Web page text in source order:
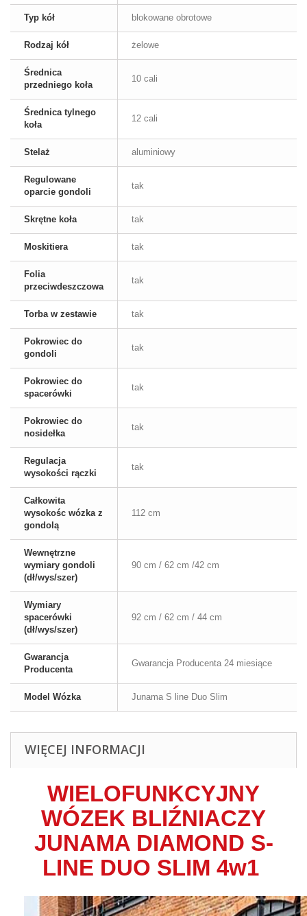
Typ kół blokowane obrotowe
Rodzaj kół żelowe
Średnica
przedniego koła
10 cali
Średnica tylnego
koła
12 cali
Stelaż aluminiowy
Regulowane
oparcie gondoli
tak
Skrętne koła tak
Moskitiera tak
Folia
przeciwdeszczowa
tak
Torba w zestawie tak
Pokrowiec do
gondoli
tak
Pokrowiec do
spacerówki
tak
Pokrowiec do
nosidełka
tak
Regulacja
wysokości rączki
tak
Całkowita
wysokośc wózka z
gondolą
112 cm
Wewnętrzne
wymiary gondoli
(dł/wys/szer)
90 cm / 62 cm /42 cm
Wymiary
spacerówki
(dł/wys/szer)
92 cm / 62 cm / 44 cm
Gwarancja
Producenta
Gwarancja Producenta 24 miesiące
Model Wózka Junama S line Duo Slim
WIĘCEJ INFORMACJI
WIELOFUNKCYJNY
WÓZEK BLIŹNIACZY
JUNAMA DIAMOND S-
LINE DUO SLIM 4w1